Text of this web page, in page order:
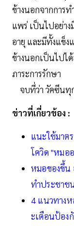
ข้างนอกจากการ
แพร่ เป็นไปอย่า
อายุ และมีทั้งแข็ง
ข้างนอกเป็นไปไ
ภาระการรักษา
จบที่ว่า วัคซีนทุ
ข่าวที่เกี่ยวข้อง :
แนะใช้มาต
โควิด "หมอ
หมอของขึ้น
ทำประชาช
4 แนวทาง
ะเตือนป้อง